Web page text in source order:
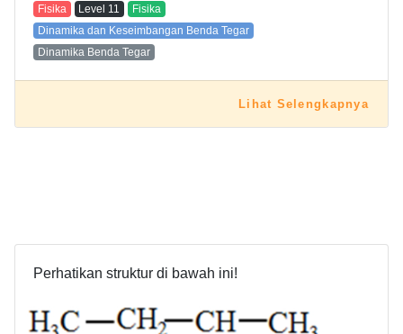
Fisika Level 11
Fisika
Dinamika dan Keseimbangan Benda Tegar
Dinamika Benda Tegar
Lihat Selengkapnya
Perhatikan struktur di bawah ini!